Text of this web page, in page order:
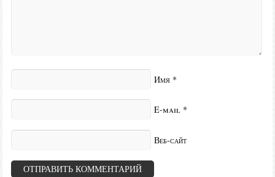
Имя *
E-mail *
Веб-сайт